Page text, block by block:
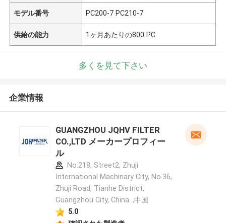
モデル番号 PC200-7 PC210-7
供給の能力 1ヶ月あたりの800 PC
多くを見て下さい
企業情報
GUANGZHOU JQHV FILTER
CO.,LTD メーカープロフィー
ル
No.218, Street2, Zhuji
International Machinary City, No.36,
Zhuji Road, Tianhe District,
Guangzhou City, China. ,中国
5.0